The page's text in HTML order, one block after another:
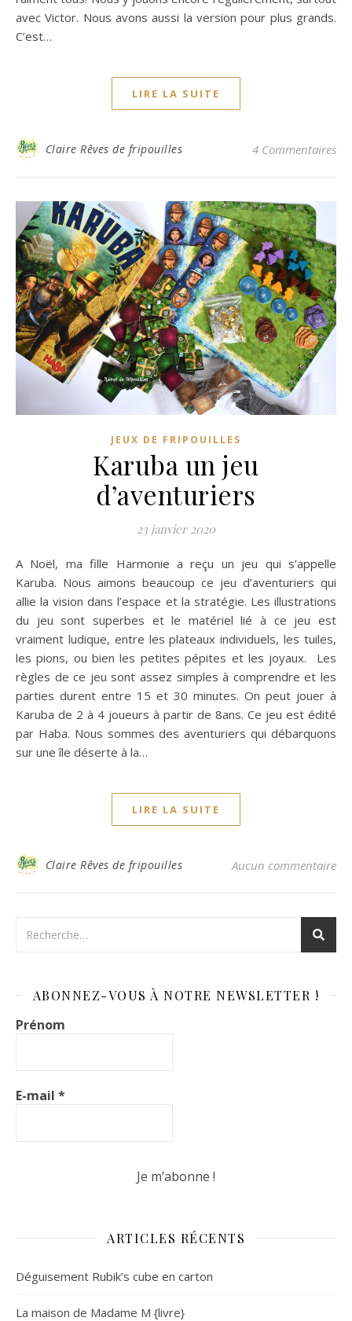
avec Victor. Nous avons aussi la version pour plus grands.
C’est…
LIRE LA SUITE
Claire Rêves de fripouilles 4 Commentaires
JEUX DE FRIPOUILLES
Karuba un jeu
d’aventuriers
23 janvier 2020
A Noël, ma fille Harmonie a reçu un jeu qui s’appelle
Karuba. Nous aimons beaucoup ce jeu d’aventuriers qui
allie la vision dans l’espace et la stratégie. Les illustrations
du jeu sont superbes et le matériel lié à ce jeu est
vraiment ludique, entre les plateaux individuels, les tuiles,
les pions, ou bien les petites pépites et les joyaux. Les
règles de ce jeu sont assez simples à comprendre et les
parties durent entre 15 et 30 minutes. On peut jouer à
Karuba de 2 à 4 joueurs à partir de 8ans. Ce jeu est édité
par Haba. Nous sommes des aventuriers qui débarquons
sur une île déserte à la…
LIRE LA SUITE
Claire Rêves de fripouilles Aucun commentaire
ABONNEZ-VOUS À NOTRE NEWSLETTER !
Prénom
E-mail *
ARTICLES RÉCENTS
Déguisement Rubik’s cube en carton
La maison de Madame M {livre}